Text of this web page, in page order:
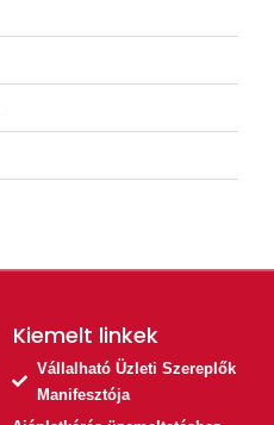
Kiemelt linkek​
Vállalható Üzleti Szereplők
Manifesztója